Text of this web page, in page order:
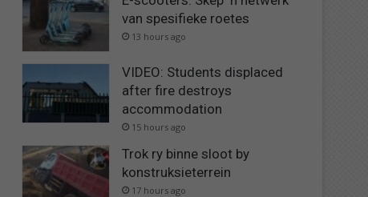
van spesifieke roetes
13 hours ago
VIDEO: Students displaced
after fire destroys
accommodation
15 hours ago
Trok ry binne sloot by
konstruksieterrein
17 hours ago